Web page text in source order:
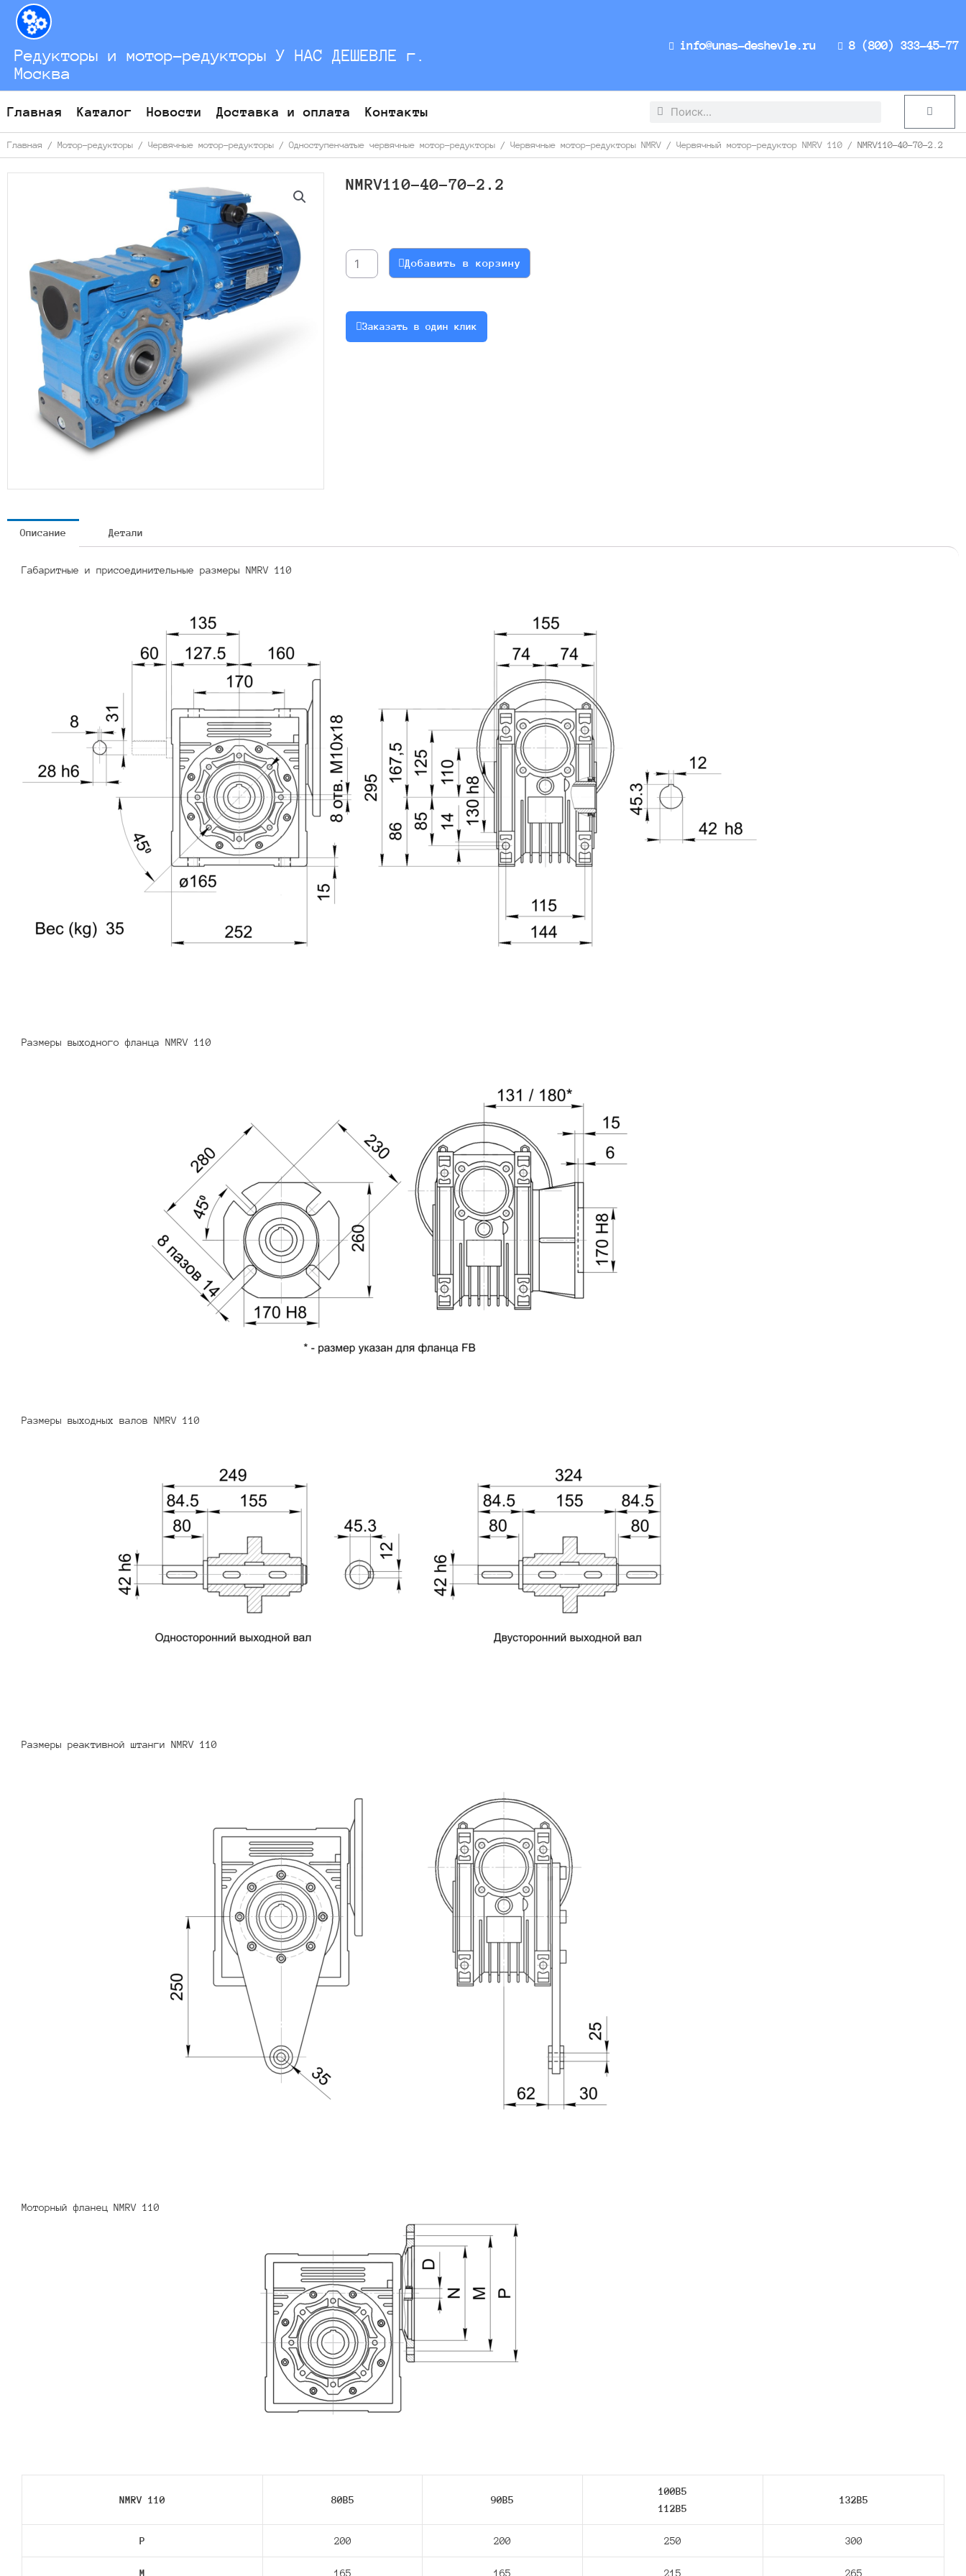
Перейти
содержимому
Редукторы и мотор-редукторы У НАС ДЕШЕВЛЕ г.
Москва
info@unas-deshevle.ru 8 (800) 333-45-77
Главная Каталог Новости Доставка и оплата Контакты Search
Search Cart
Главная / Мотор-редукторы / Червячные мотор-редукторы / Одноступенчатые червячные мотор-редукторы / Червячные мотор-редукторы NMRV / Червячный мотор-редуктор NMRV 110 / NMRV110-40-70-2.2
NMRV110-40-70-2.2
NMRV110-
40-
2.2
Добавить в корзину
Заказать в один клик
Описание Детали
Габаритные и присоединительные размеры NMRV 110
Размеры выходного фланца NMRV 110
Размеры выходных валов NMRV 110
Размеры реактивной штанги NMRV 110
Моторный фланец NMRV 110
NMRV 110 80В5 90В5
100B5
112В5
132В5
P 200 200 250 300
M 165 165 215 265